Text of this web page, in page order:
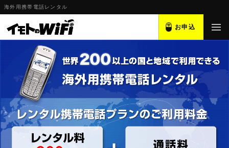
海外用携帯電話レンタル
お申込